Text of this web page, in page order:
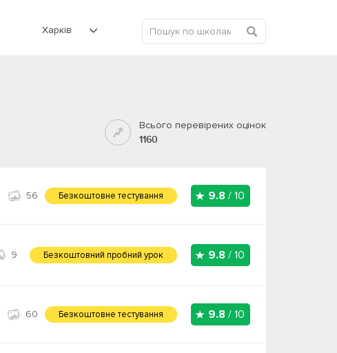
Харків
Всього перевірених оцінок
1160
56 Безкоштовне тестування 9.8 / 10
9 Безкоштовний пробний урок 9.8 / 10
60 Безкоштовне тестування 9.8 / 10